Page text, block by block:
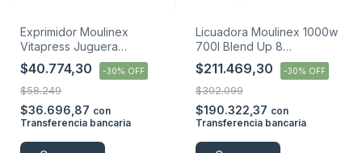
Exprimidor Moulinex
Vitapress Juguera
Extractor
$40.774,30 -30% OFF
$58.249
$36.696,87 con
Transferencia bancaria
Licuadora Moulinex 1000w
700l Blend Up 8
Programas
$211.469,30 -30% OFF
$302.099
$190.322,37 con
Transferencia bancaria